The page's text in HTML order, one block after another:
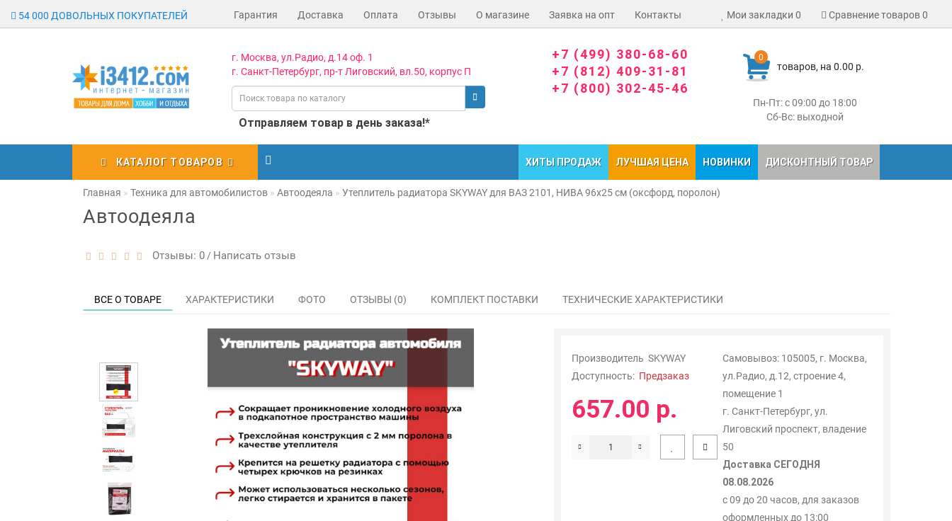
54 000 ДОВОЛЬНЫХ ПОКУПАТЕЛЕЙ Гарантия Доставка Оплата Отзывы О магазине Заявка на опт Контакты Мои закладки 0 Сравнение товаров0
0
товаров, на 0.00 р.
Пн-Пт: с 09:00 до 18:00
Сб-Вс: выходной
г. Москва, ул.Радио, д.14 оф. 1
г. Санкт-Петербург, пр-т Лиговский, вл.50, корпус П
Отправляем товар в день заказа!*
+7 (499) 380-68-60
+7 (812) 409-31-81
+7 (800) 302-45-46
КАТАЛОГ ТОВАРОВ ХИТЫ ПРОДАЖ ЛУЧШАЯ ЦЕНА НОВИНКИ ДИСКОНТНЫЙ ТОВАР
Главная Техника для автомобилистов Автоодеяла Утеплитель радиатора SKYWAY для ВАЗ 2101, НИВА 96х25 см (оксфорд, поролон)
Автоодеяла
Отзывы: 0 / Написать отзыв
ВСЕ О ТОВАРЕ ХАРАКТЕРИСТИКИ ФОТО ОТЗЫВЫ (0) КОМПЛЕКТ ПОСТАВКИ ТЕХНИЧЕСКИЕ ХАРАКТЕРИСТИКИ
Производитель SKYWAY
Доступность: Предзаказ
Самовывоз: 105005, г. Москва,
ул.Радио, д.12, строение 4,
помещение 1
г. Санкт-Петербург, ул.
Лиговский проспект, владение
50
Доставка СЕГОДНЯ
08.08.2026
с 09 до 20 часов, для заказов
оформленных до 13:00
657.00 р.